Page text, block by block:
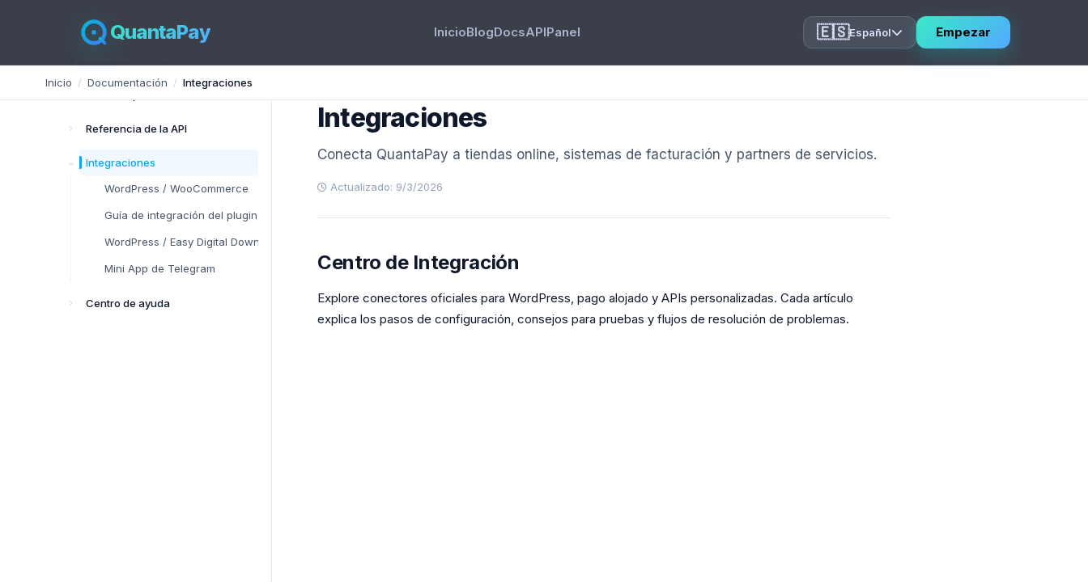
QuantaPay InicioBlogDocsAPIPanel 🇪🇸Español Empezar
Inicio Documentación Integraciones
DOCUMENTACIÓN
Referencia de la API
Integraciones
WordPress / WooCommerce
Guía de integración del plugin de WordPress
WordPress / Easy Digital Downloads
Mini App de Telegram
Centro de ayuda
Integraciones
Conecta QuantaPay a tiendas online, sistemas de facturación y partners de servicios.
Actualizado: 9/3/2026
Centro de Integración
Explore conectores oficiales para WordPress, pago alojado y APIs personalizadas. Cada artículo
explica los pasos de configuración, consejos para pruebas y flujos de resolución de problemas.